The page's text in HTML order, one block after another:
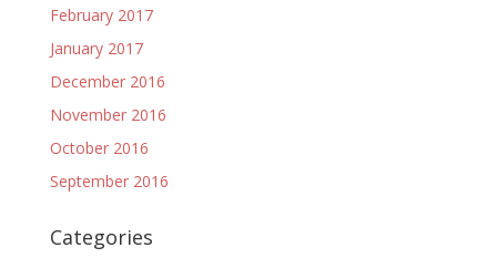
February 2017
January 2017
December 2016
November 2016
October 2016
September 2016
Categories